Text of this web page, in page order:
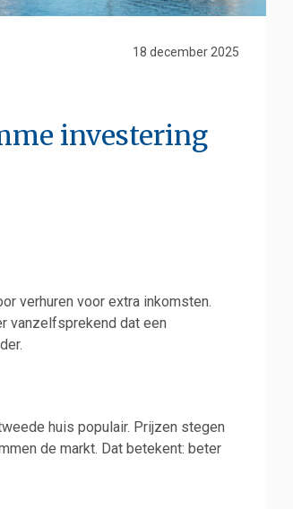
18 december 2025
investering
verhuren voor extra inkomsten.
vanzelfsprekend dat een
huis populair. Prijzen stegen
de markt. Dat betekent: beter